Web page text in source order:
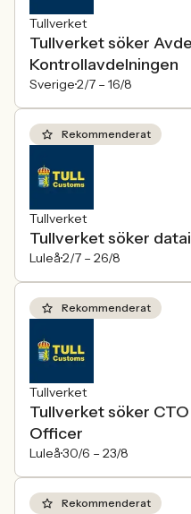
Tullverket
Tullverket söker
Kontrollavdelningen
Sverige2/7 – 16/8
Rekommenderat
Tullverket
Tullverket söker
Luleå2/7 – 26/8
Rekommenderat
Tullverket
Tullverket söker
Officer
Luleå30/6 – 23/8
Rekommenderat